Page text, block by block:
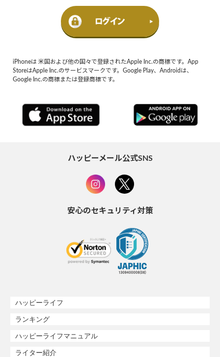
iPhoneは 米国および他の国々で登録されたApple Inc.の商標です。App
StoreはApple Inc.のサービスマークです。Google Play、Androidは、
Google Inc.の商標または登録商標です。
ハッピーメール公式SNS
安心のセキュリティ対策
ハッピーライフ
ランキング
ハッピーライフマニュアル
ライター紹介